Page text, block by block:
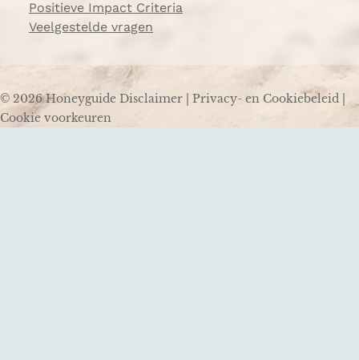
Positieve Impact Criteria
Veelgestelde vragen
© 2026 Honeyguide Disclaimer Privacy- en Cookiebeleid
Cookie voorkeuren